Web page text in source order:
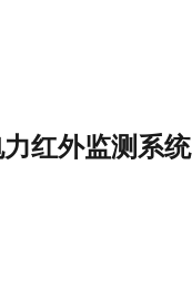
红外监测系统